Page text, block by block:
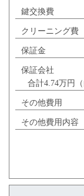
鍵交換費
クリーニング費
保証金
保証会社
合計4.74万円
その他費用
その他費用内容